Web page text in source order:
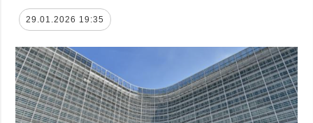
29.01.2026 19:35